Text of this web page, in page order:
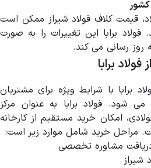
قیمت کلاف فولاد شیراز ممکن است
فولاد برابا این تغییرات را به صورت
روز رسانی می کند.
برابا
برابا با شرایط ویژه برای مشتریان
شود. فولاد برابا به عنوان مرکز
امکان خرید مستقیم از کارخانه
مراحل خرید شامل موارد زیر است:
مشاوره تخصصی
شیراز